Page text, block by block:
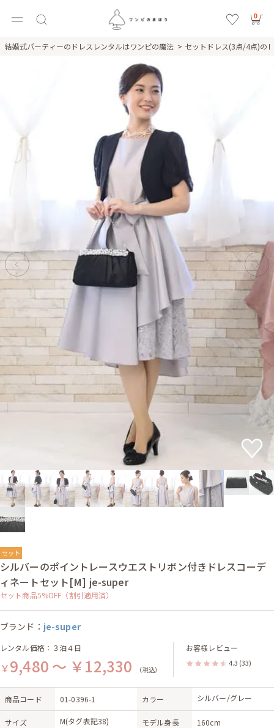
0
結婚式パーティーのドレスレンタルはワンピの魔法 セットドレス(3点/4点)の
セット
シルバーのポイントレースウエストリボン付きドレスコーデ
ィネートセット[M] je-super
セット商品5%OFF（割引適用済）
ブランド： je-super
レンタル価格：３泊４日
￥9,480 ～ ￥12,330 （税込）
お客様レビュー
4.3 (33)
商品コード 01-0396-1 カラー シルバー/グレー
サイズ M(タグ表記38) モデル身長 160cm